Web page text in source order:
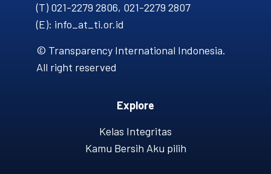
(T) 021-2279 2806, 021-2279 2807
(E): info_at_ti.or.id
© Transparency International Indonesia.
All right reserved
Explore
Kelas Integritas
Kamu Bersih Aku pilih